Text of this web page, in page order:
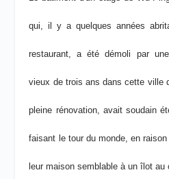
qui, il y a quelques années
restaurant, a été démoli par
vieux de trois ans dans cette ville
pleine rénovation, avait soudain
faisant le tour du monde, en
leur maison semblable à un îlot au